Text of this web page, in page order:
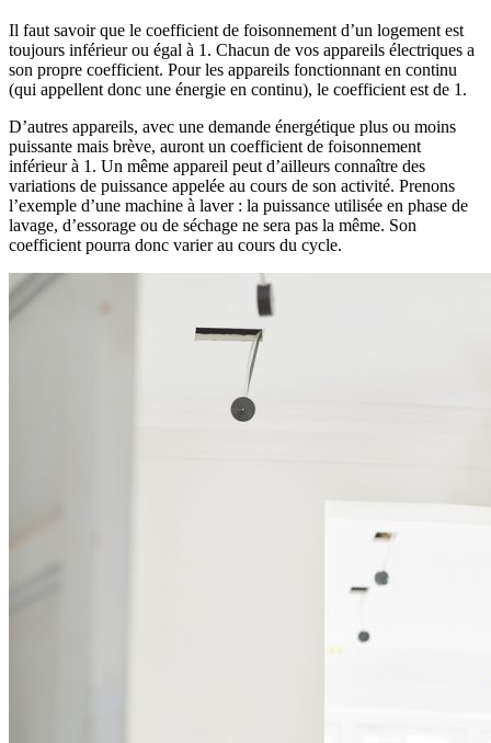
Il faut savoir que le coefficient de foisonnement d’un logement est
toujours inférieur ou égal à 1. Chacun de vos appareils électriques a
son propre coefficient. Pour les appareils fonctionnant en continu
(qui appellent donc une énergie en continu), le coefficient est de 1.
D’autres appareils, avec une demande énergétique plus ou moins
puissante mais brève, auront un coefficient de foisonnement
inférieur à 1. Un même appareil peut d’ailleurs connaître des
variations de puissance appelée au cours de son activité. Prenons
l’exemple d’une machine à laver : la puissance utilisée en phase de
lavage, d’essorage ou de séchage ne sera pas la même. Son
coefficient pourra donc varier au cours du cycle.